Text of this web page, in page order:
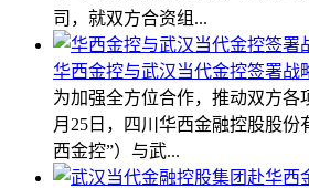
司，就双方合资组...
华西金控与武汉当代金控签署战
为加强全方位合作，推动双方各
月25日，四川华西金融控股股份
西金控”）与武...